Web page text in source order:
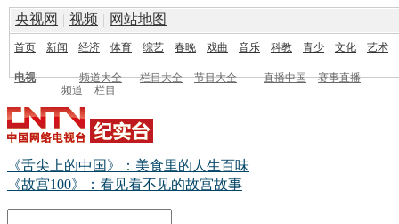
央视网 | 视频 | 网站地图
首页 新闻 经济 体育 综艺 春晚 戏曲 音乐 科教 青少 文化 艺术
电视 频道大全 栏目大全 节目大全 直播中国
赛事直播
频道
栏目
《舌尖上的中国》：美食里的人生百味
《故宫100》：看见看不见的故宫故事